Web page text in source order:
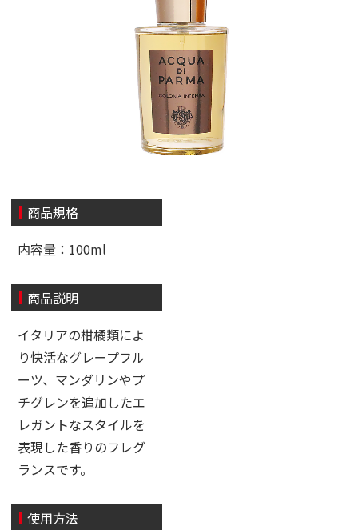
商品規格
内容量：100ml
商品説明
イタリアの柑橘類によ
り快活なグレープフル
ーツ、マンダリンやプ
チグレンを追加したエ
レガントなスタイルを
表現した香りのフレグ
ランスです。
使用方法